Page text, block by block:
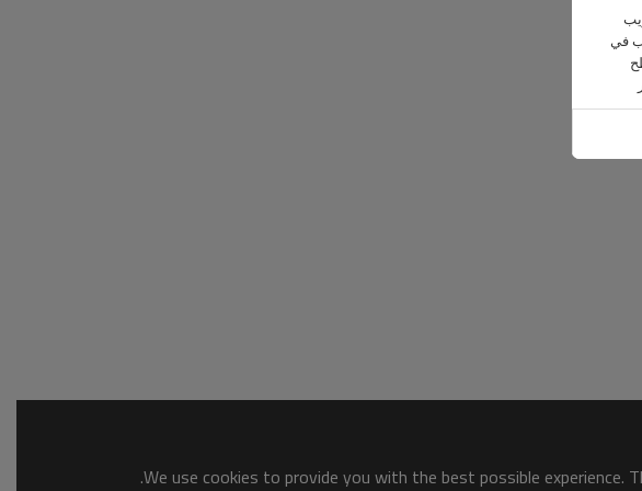
We use cookies to provide you with the best possible
في